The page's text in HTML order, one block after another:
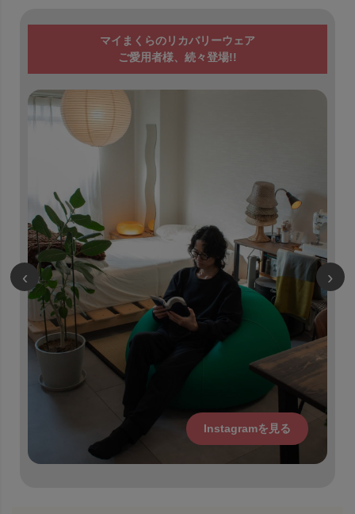
自らの体温による遠赤外線を輻射させる
特殊繊維[BURN FLAME®]を使用。 血行
が促進されることで血流を改善や疲労回
復が期待できます。
商品ページはコチラ＞＞
マイまくらのリカバリーウェア
ご愛用者様、続々登場!!
‹
Instagramを見る
›